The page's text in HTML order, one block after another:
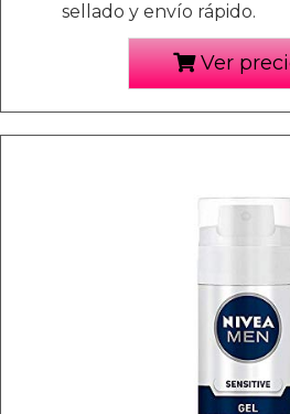
sellado y envío rápido.
Ver